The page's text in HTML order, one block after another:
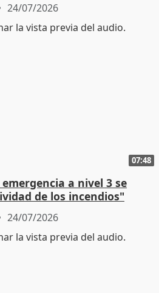
24/07/2026
07:48
a nivel 3 se
de los incendios"
24/07/2026